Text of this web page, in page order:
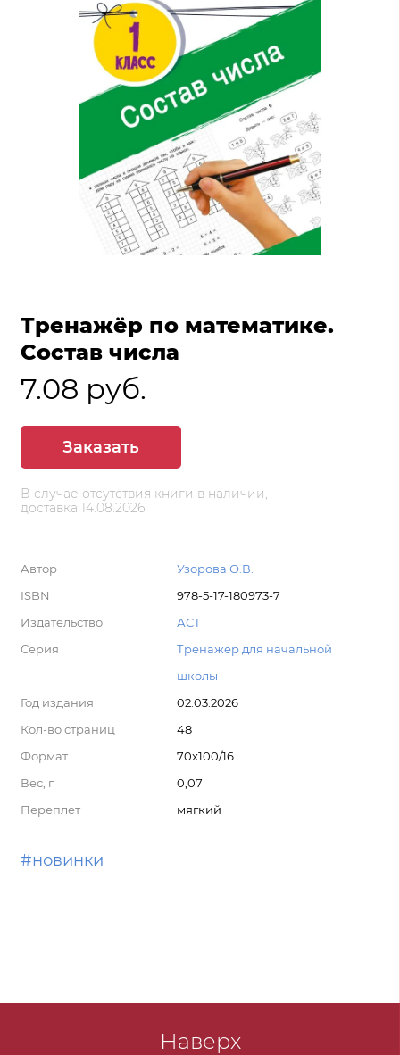
Тренажёр по математике.
Состав числа
7.08 руб.
Заказать
В случае отсутствия книги в наличии,
доставка 14.08.2026
Автор
Узорова О.В.
ISBN
978-5-17-180973-7
Издательство
АСТ
Серия
Тренажер для начальной
школы
Год издания
02.03.2026
Кол-во страниц
48
Формат
70x100/16
Вес, г
0,07
Переплет
мягкий
#новинки
Наверх